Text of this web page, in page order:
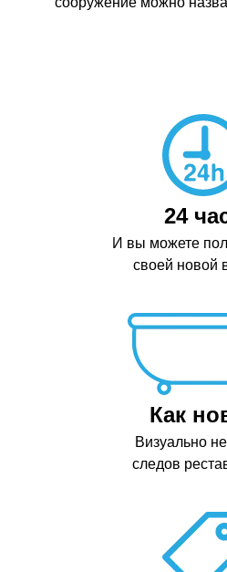
24
И вы можете
своей новой
Как
Визуально
следов